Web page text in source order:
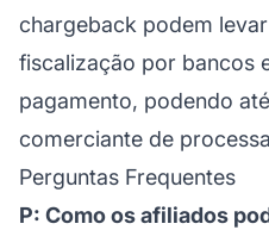
chargeback podem
fiscalização por bancos
pagamento, podendo
comerciante de
Perguntas Frequentes
P: Como os afiliados